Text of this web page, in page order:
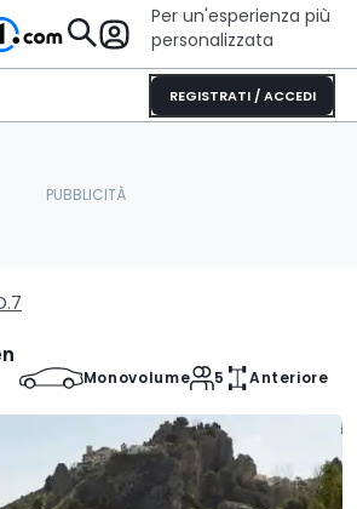
Per un'esperienza più
personalizzata
REGISTRATI / ACCEDI
Monovolume 5 Anteriore